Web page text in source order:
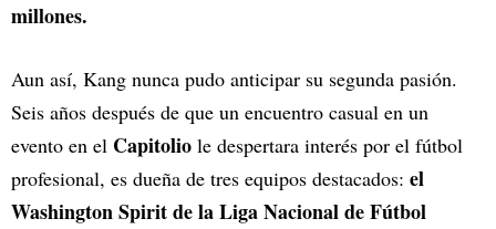
millones.
Aun así, Kang nunca pudo anticipar su segunda pasión.
Seis años después de que un encuentro casual en un
evento en el Capitolio le despertara interés por el fútbol
profesional, es dueña de tres equipos destacados: el
Washington Spirit de la Liga Nacional de Fútbol